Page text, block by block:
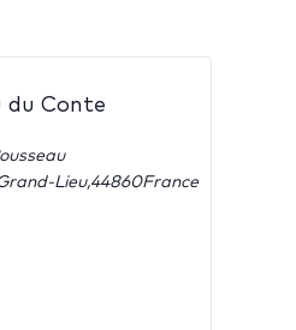
du Conte
Lieu,44860France